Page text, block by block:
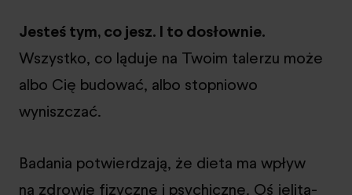
Jesteś tym, co jesz. I to dosłownie.
Wszystko, co ląduje na Twoim talerzu może
albo Cię budować, albo stopniowo
wyniszczać.
Badania potwierdzają, że dieta ma wpływ
na zdrowie fizyczne i psychiczne. Oś jelita-